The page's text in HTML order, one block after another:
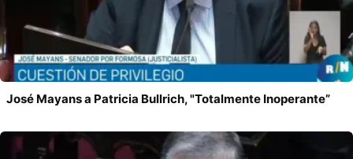
José Mayans a Patricia Bullrich, "Totalmente Inoperante”